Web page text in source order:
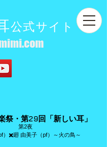
公式サイト
祭・第29 回「新しい耳」
第2夜
）✖️廻 由美子（pf）～火の鳥～